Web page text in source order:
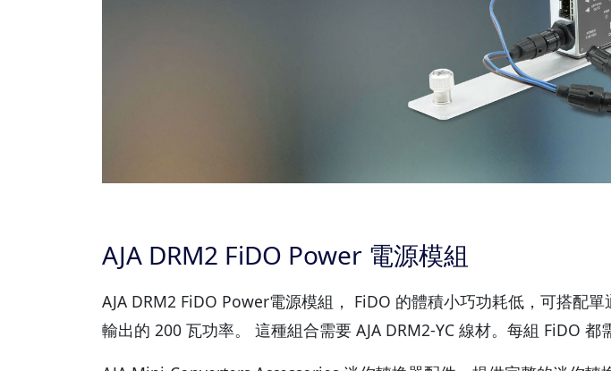
AJA DRM2 FiDO Power 電源模組
AJA DRM2 FiDO Power電源模組， FiDO 的體積小巧功耗低，可搭配
輸出的 200 瓦功率。 這種組合需要 AJA DRM2-YC 線材。每組 FiDO